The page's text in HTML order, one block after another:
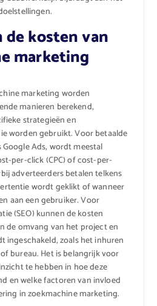
de kosten van
marketing
marketing worden
manieren berekend,
strategieën en
worden gebruikt. Voor betaalde
Ads, wordt meestal
per-click (CPC) of cost-per-
adverteerders betalen telkens
wordt geklikt of wanneer
aan een gebruiker. Voor
(SEO) kunnen de kosten
de omvang van het project en
ingeschakeld, zoals het inhuren
bureau. Het is belangrijk voor
te hebben in hoe deze
en welke factoren van invloed
in zoekmachine marketing.